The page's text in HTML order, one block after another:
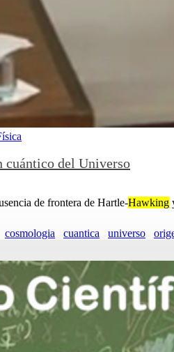
cuántico del Universo
de frontera de Hartle-Hawking
cosmologia cuantica universo